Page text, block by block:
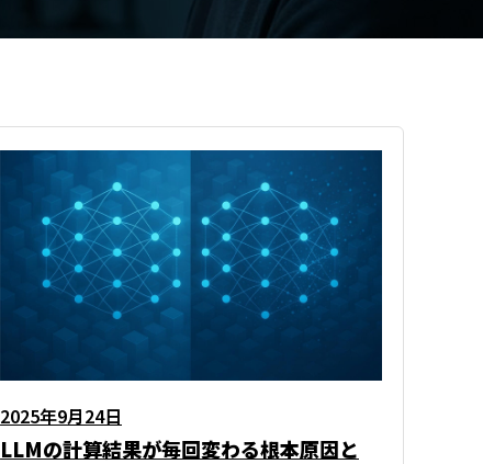
2025年9月24日
LLMの計算結果が毎回変わる根本原因と